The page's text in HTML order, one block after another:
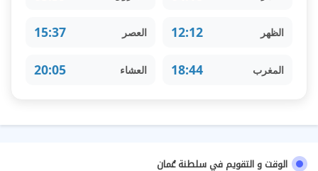
الظهر 12:12 العصر 15:37
المغرب 18:44 العشاء 20:05
الوقت و التقويم في سلطنة عُمان